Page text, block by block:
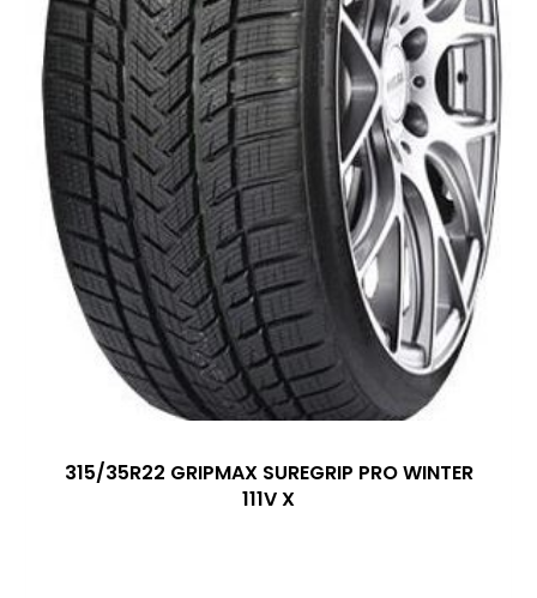
315/35R22 GRIPMAX SUREGRIP PRO WINTER
111V X